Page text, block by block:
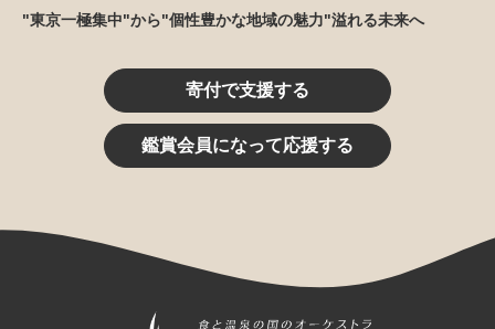
"東京一極集中"から"個性豊かな地域の魅力"溢れる未来へ
寄付で支援する
鑑賞会員になって応援する